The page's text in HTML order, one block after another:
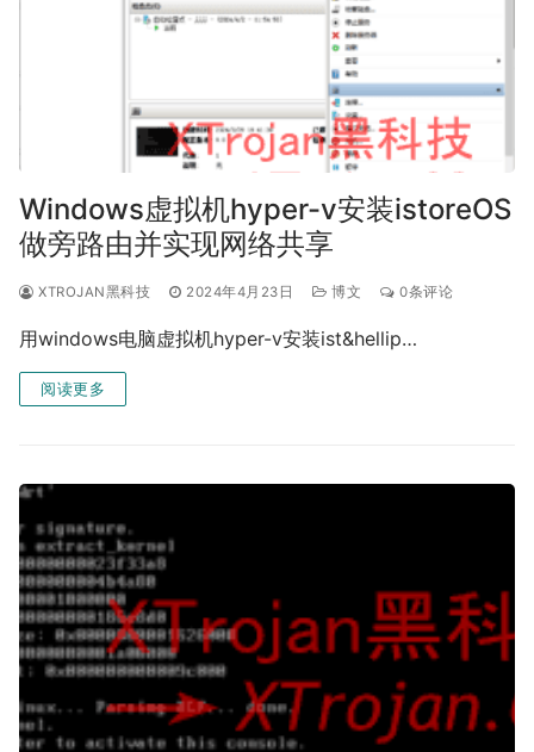
Windows虚拟机hyper-v安装istoreOS
做旁路由并实现网络共享
XTROJAN黑科技 2024年4月23日 博文 0条评论
用windows电脑虚拟机hyper-v安装ist&hellip…
阅读更多